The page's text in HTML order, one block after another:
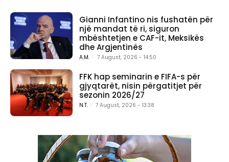
Gianni Infantino nis fushatën për
një mandat të ri, siguron
mbështetjen e CAF-it, Meksikës
dhe Argjentinës
A.M. - 7 August, 2026 - 14:50
FFK hap seminarin e FIFA-s për
gjyqtarët, nisin përgatitjet për
sezonin 2026/27
N.T. - 7 August, 2026 - 13:38